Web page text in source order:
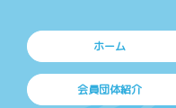
ホーム
会員団体紹介